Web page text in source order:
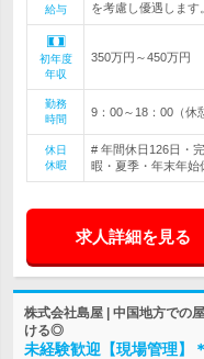
給与
を考慮し優遇しま
初年度
年収
350万円～450万円
勤務
時間
9：00～18：00（休
休日
休暇
# 年間休日126日・
暇・夏季・年末年始
求人詳細を見る
株式会社島屋 | 中国地方での
ける◎
未経験歓迎【現場管理】